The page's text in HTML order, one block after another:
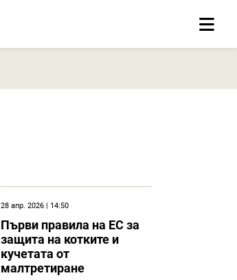
28 апр. 2026 | 14:50
Първи правила на ЕС за
защита на котките и
кучетата от
малтретиране